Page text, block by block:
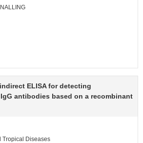
ELISA for detecting
antibodies based on a recombinant
Tropical Diseases